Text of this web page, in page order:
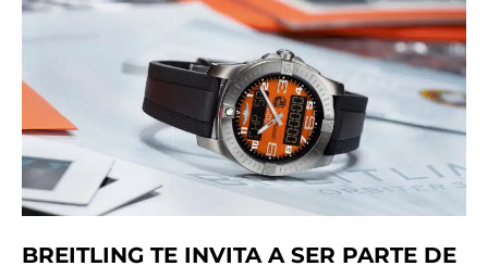
BREITLING TE INVITA A SER PARTE DE